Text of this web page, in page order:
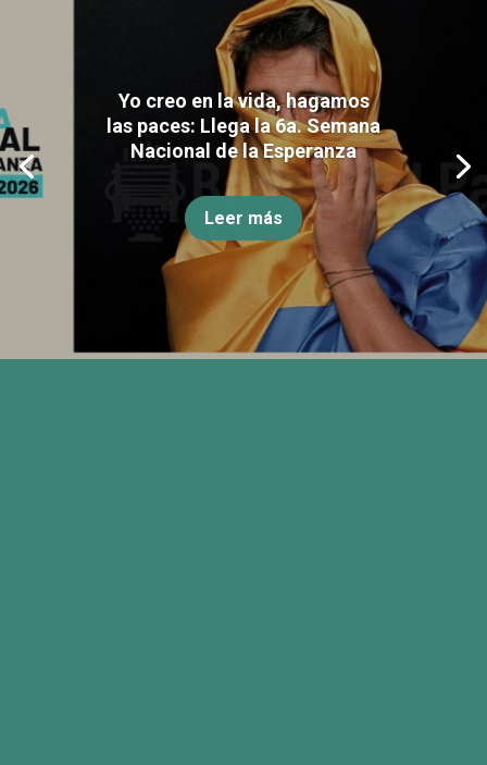
Yo creo en la vida, hagamos
las paces: Llega la 6a. Semana
Nacional de la Esperanza
Leer más